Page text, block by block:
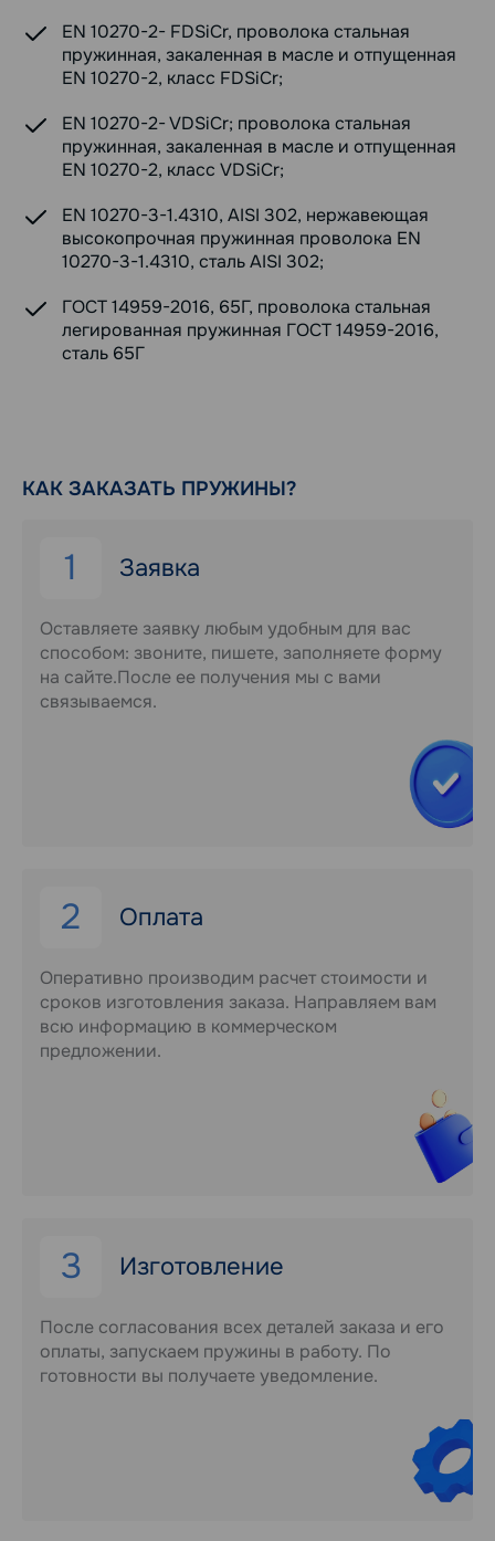
EN 10270-2- FDSiCr, проволока стальная
пружинная, закаленная в масле и отпущенная
EN 10270-2, класс FDSiCr;
EN 10270-2- VDSiCr; проволока стальная
пружинная, закаленная в масле и отпущенная
EN 10270-2, класс VDSiCr;
EN 10270-3-1.4310, AISI 302, нержавеющая
высокопрочная пружинная проволока EN
10270-3-1.4310, сталь AISI 302;
ГОСТ 14959-2016, 65Г, проволока стальная
легированная пружинная ГОСТ 14959-2016,
сталь 65Г
КАК ЗАКАЗАТЬ ПРУЖИНЫ?
1 Заявка
Оставляете заявку любым удобным для вас
способом: звоните, пишете, заполняете форму
на сайте.После ее получения мы с вами
связываемся.
2 Оплата
Оперативно производим расчет стоимости и
сроков изготовления заказа. Направляем вам
всю информацию в коммерческом
предложении.
3 Изготовление
После согласования всех деталей заказа и его
оплаты, запускаем пружины в работу. По
готовности вы получаете уведомление.